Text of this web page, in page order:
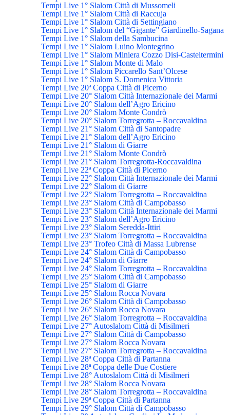
Tempi Live 1° Slalom Città di Mussomeli
Tempi Live 1° Slalom Città di Raccuja
Tempi Live 1° Slalom Città di Settingiano
Tempi Live 1° Slalom del “Gigante” Giardinello-Sagana
Tempi Live 1° Slalom della Sambucina
Tempi Live 1° Slalom Luino Montegrino
Tempi Live 1° Slalom Miniera Cozzo Disi-Casteltermini
Tempi Live 1° Slalom Monte di Malo
Tempi Live 1° Slalom Piccarello Sant’Olcese
Tempi Live 1° Slalom S. Domenica Vittoria
Tempi Live 20ª Coppa Città di Picerno
Tempi Live 20° Slalom Città Internazionale dei Marmi
Tempi Live 20° Slalom dell’Agro Ericino
Tempi Live 20° Slalom Monte Condrò
Tempi Live 20° Slalom Torregrotta – Roccavaldina
Tempi Live 21° Slalom Città di Santopadre
Tempi Live 21° Slalom dell’Agro Ericino
Tempi Live 21° Slalom di Giarre
Tempi Live 21° Slalom Monte Condrò
Tempi Live 21° Slalom Torregrotta-Roccavaldina
Tempi Live 22ª Coppa Città di Picerno
Tempi Live 22° Slalom Città Internazionale dei Marmi
Tempi Live 22° Slalom di Giarre
Tempi Live 22° Slalom Torregrotta – Roccavaldina
Tempi Live 23° Slalom Città di Campobasso
Tempi Live 23° Slalom Città Internazionale dei Marmi
Tempi Live 23° Slalom dell’Agro Ericino
Tempi Live 23° Slalom Seredda-Ittiri
Tempi Live 23° Slalom Torregrotta – Roccavaldina
Tempi Live 23° Trofeo Città di Massa Lubrense
Tempi Live 24° Slalom Città di Campobasso
Tempi Live 24° Slalom di Giarre
Tempi Live 24° Slalom Torregrotta – Roccavaldina
Tempi Live 25° Slalom Città di Campobasso
Tempi Live 25° Slalom di Giarre
Tempi Live 25° Slalom Rocca Novara
Tempi Live 26° Slalom Città di Campobasso
Tempi Live 26° Slalom Rocca Novara
Tempi Live 26° Slalom Torregrotta – Roccavaldina
Tempi Live 27° Autoslalom Città di Misilmeri
Tempi Live 27° Slalom Città di Campobasso
Tempi Live 27° Slalom Rocca Novara
Tempi Live 27° Slalom Torregrotta – Roccavaldina
Tempi Live 28ª Coppa Città di Partanna
Tempi Live 28ª Coppa delle Due Costiere
Tempi Live 28° Autoslalom Città di Misilmeri
Tempi Live 28° Slalom Rocca Novara
Tempi Live 28° Slalom Torregrotta – Roccavaldina
Tempi Live 29ª Coppa Città di Partanna
Tempi Live 29° Slalom Città di Campobasso